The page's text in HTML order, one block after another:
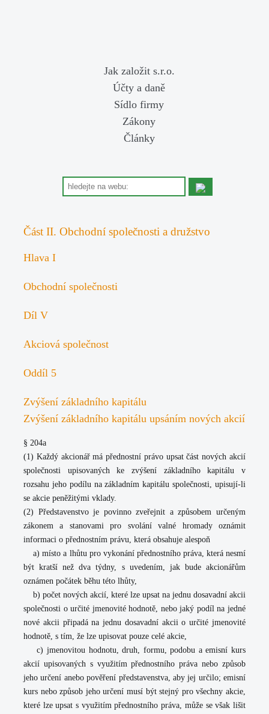
Jak založit s.r.o.
Účty a daně
Sídlo firmy
Zákony
Články
Část II. Obchodní společnosti a družstvo
Hlava I
Obchodní společnosti
Díl V
Akciová společnost
Oddíl 5
Zvýšení základního kapitálu
Zvýšení základního kapitálu upsáním nových akcií
§ 204a
(1) Každý akcionář má přednostní právo upsat část nových akcií
společnosti upisovaných ke zvýšení základního kapitálu v
rozsahu jeho podílu na základním kapitálu společnosti, upisují-li
se akcie peněžitými vklady.
(2) Představenstvo je povinno zveřejnit a způsobem určeným
zákonem a stanovami pro svolání valné hromady oznámit
informaci o přednostním právu, která obsahuje alespoň
a) místo a lhůtu pro vykonání přednostního práva, která nesmí
být kratší než dva týdny, s uvedením, jak bude akcionářům
oznámen počátek běhu této lhůty,
b) počet nových akcií, které lze upsat na jednu dosavadní akcii
společnosti o určité jmenovité hodnotě, nebo jaký podíl na jedné
nové akcii připadá na jednu dosavadní akcii o určité jmenovité
hodnotě, s tím, že lze upisovat pouze celé akcie,
c) jmenovitou hodnotu, druh, formu, podobu a emisní kurs
akcií upisovaných s využitím přednostního práva nebo způsob
jeho určení anebo pověření představenstva, aby jej určilo; emisní
kurs nebo způsob jeho určení musí být stejný pro všechny akcie,
které lze upsat s využitím přednostního práva, může se však lišit